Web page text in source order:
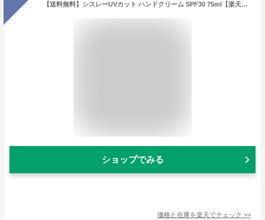
【送料無料】シスレーUVカット ハンドクリーム SPF30 75ml【楽天海外直送】
ショップでみる
価格と在庫を楽天でチェック >>